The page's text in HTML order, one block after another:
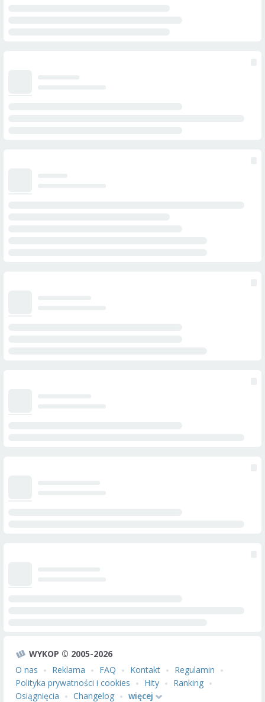
WYKOP © 2005-2026
O nas
Reklama FAQ Kontakt
Regulamin
Polityka prywatności i cookies
Hity
Ranking
Osiągnięcia
Changelog więcej